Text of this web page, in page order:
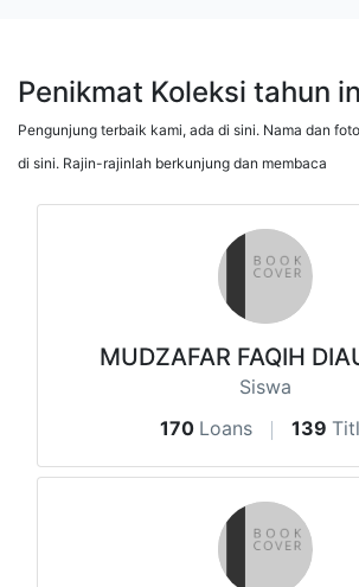
Penikmat Koleksi tahun
Pengunjung terbaik kami, ada di sini. Nama dan
di sini. Rajin-rajinlah berkunjung dan membaca
MUDZAFAR FAQIH
Siswa
170 Loans 139